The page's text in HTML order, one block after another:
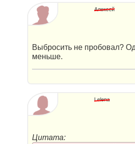
Алексей
Выбросить не пробовал?
меньше.
Lelena
Цитата: